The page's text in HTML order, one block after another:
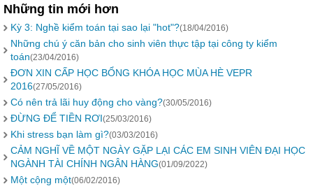
Những tin mới hơn
Kỳ 3: Nghề kiểm toán tại sao lại "hot"?(18/04/2016)
Những chú ý căn bản cho sinh viên thực tập tại công ty kiểm
toán(23/04/2016)
ĐƠN XIN CẤP HỌC BỔNG KHÓA HỌC MÙA HÈ VEPR
2016(27/05/2016)
Có nên trả lãi huy động cho vàng?(30/05/2016)
ĐỪNG ĐỂ TIỀN RƠI(25/03/2016)
Khi stress bạn làm gì?(03/03/2016)
CẢM NGHĨ VỀ MỘT NGÀY GẶP LẠI CÁC EM SINH VIÊN ĐẠI HỌC
NGÀNH TÀI CHÍNH NGÂN HÀNG(01/09/2022)
Một cộng một(06/02/2016)